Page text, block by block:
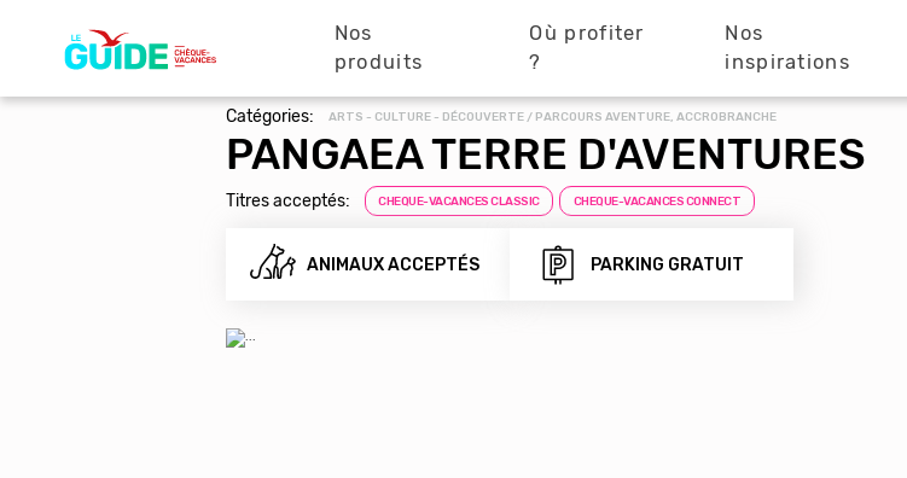
principale
Nos
produits
Où profiter
?
Nos
inspirations
Catégories: ARTS - CULTURE - DÉCOUVERTE / PARCOURS AVENTURE, ACCROBRANCHE
PANGAEA TERRE D'AVENTURES
Titres acceptés: CHEQUE-VACANCES CLASSIC CHEQUE-VACANCES CONNECT
ANIMAUX ACCEPTÉS PARKING GRATUIT